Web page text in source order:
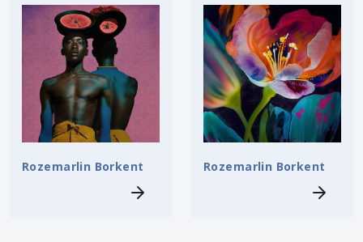
Rozemarlin Borkent Rozemarlin Borkent